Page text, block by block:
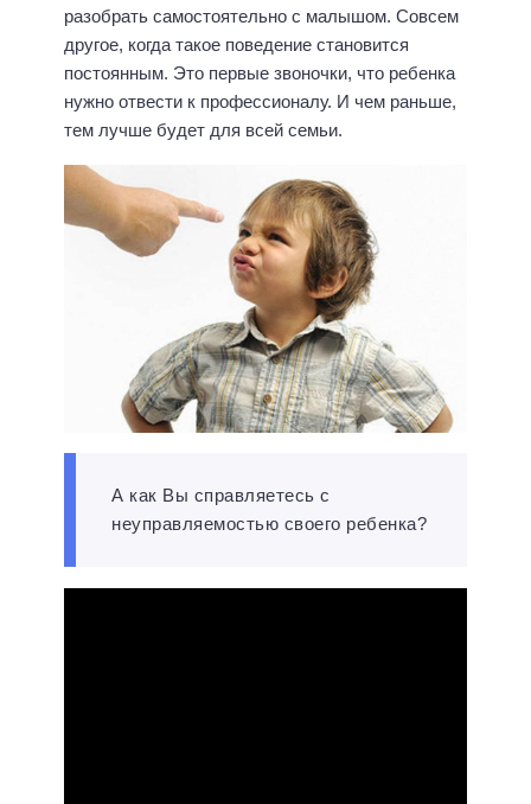
разобрать самостоятельно с малышом. Совсем
другое, когда такое поведение становится
постоянным. Это первые звоночки, что ребенка
нужно отвести к профессионалу. И чем раньше,
тем лучше будет для всей семьи.
А как Вы справляетесь с
неуправляемостью своего ребенка?